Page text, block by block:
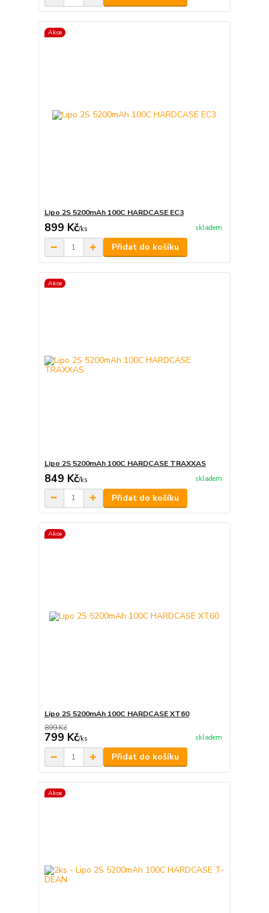
Akce
Lipo 2S 5200mAh 100C HARDCASE EC3
899 Kč/ks skladem
Přidat do košíku
Akce
Lipo 2S 5200mAh 100C HARDCASE TRAXXAS
849 Kč/ks skladem
Přidat do košíku
Akce
Lipo 2S 5200mAh 100C HARDCASE XT60
899 Kč
799 Kč/ks skladem
Přidat do košíku
Akce